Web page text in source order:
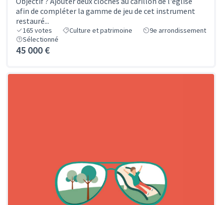
afin de compléter la gamme de jeu de cet instrument
restauré...
165 votes Culture et patrimoine
9e arrondissement
Sélectionné
45 000 €